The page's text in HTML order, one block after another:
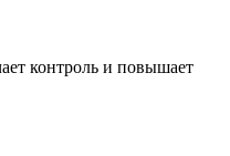
контроль и повышает